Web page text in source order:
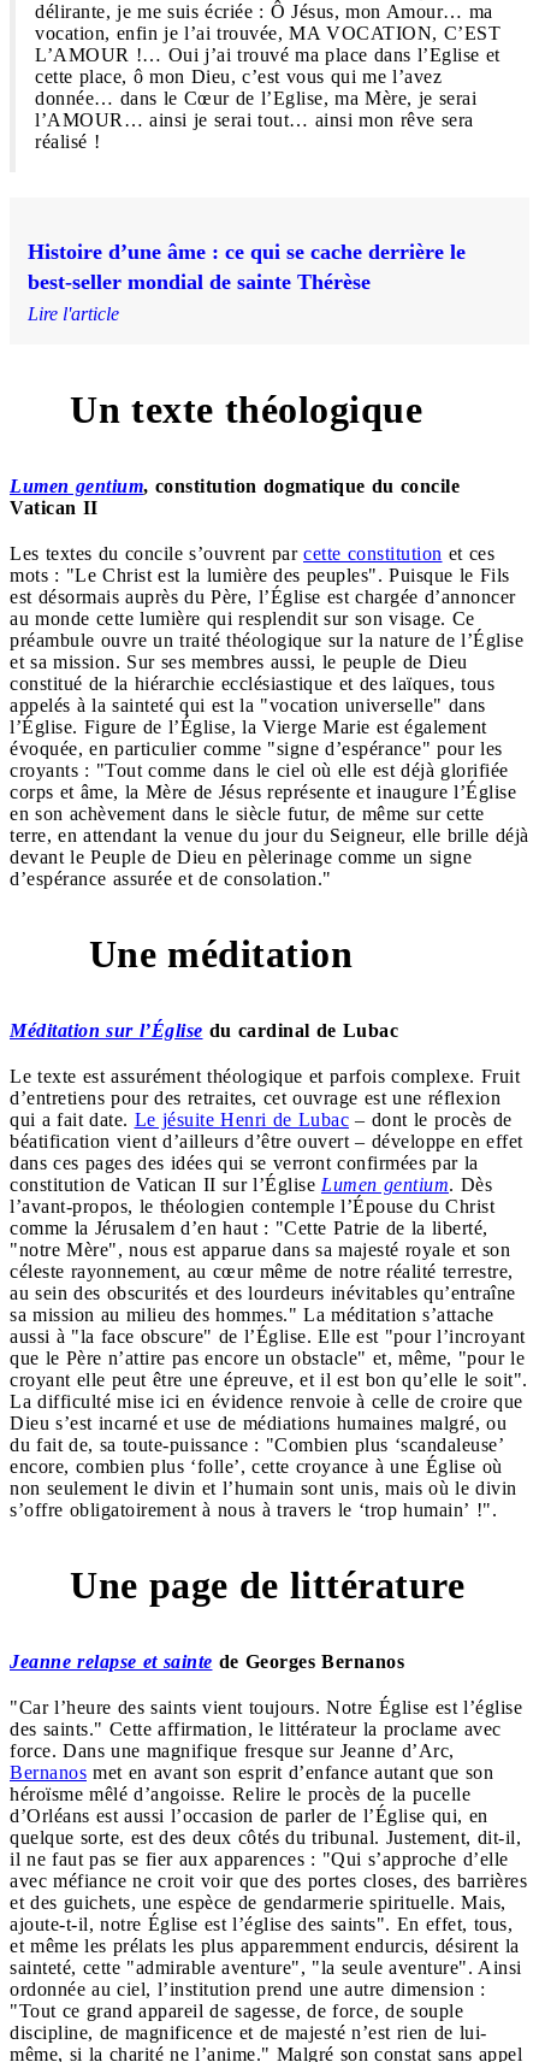
délirante, je me suis écriée : Ô Jésus, mon Amour… ma
vocation, enfin je l’ai trouvée, MA VOCATION, C’EST
L’AMOUR !… Oui j’ai trouvé ma place dans l’Eglise et
cette place, ô mon Dieu, c’est vous qui me l’avez
donnée… dans le Cœur de l’Eglise, ma Mère, je serai
l’AMOUR… ainsi je serai tout… ainsi mon rêve sera
réalisé !
Histoire d’une âme : ce qui se cache derrière le
best-seller mondial de sainte Thérèse
Lire l'article
Un texte théologique
Lumen gentium, constitution dogmatique du concile
Vatican II
Les textes du concile s’ouvrent par cette constitution et ces
mots : "Le Christ est la lumière des peuples". Puisque le Fils
est désormais auprès du Père, l’Église est chargée d’annoncer
au monde cette lumière qui resplendit sur son visage. Ce
préambule ouvre un traité théologique sur la nature de l’Église
et sa mission. Sur ses membres aussi, le peuple de Dieu
constitué de la hiérarchie ecclésiastique et des laïques, tous
appelés à la sainteté qui est la "vocation universelle" dans
l’Église. Figure de l’Église, la Vierge Marie est également
évoquée, en particulier comme "signe d’espérance" pour les
croyants : "Tout comme dans le ciel où elle est déjà glorifiée
corps et âme, la Mère de Jésus représente et inaugure l’Église
en son achèvement dans le siècle futur, de même sur cette
terre, en attendant la venue du jour du Seigneur, elle brille déjà
devant le Peuple de Dieu en pèlerinage comme un signe
d’espérance assurée et de consolation."
Une méditation
Méditation sur l’Église du cardinal de Lubac
Le texte est assurément théologique et parfois complexe. Fruit
d’entretiens pour des retraites, cet ouvrage est une réflexion
qui a fait date. Le jésuite Henri de Lubac – dont le procès de
béatification vient d’ailleurs d’être ouvert – développe en effet
dans ces pages des idées qui se verront confirmées par la
constitution de Vatican II sur l’Église Lumen gentium. Dès
l’avant-propos, le théologien contemple l’Épouse du Christ
comme la Jérusalem d’en haut : "Cette Patrie de la liberté,
"notre Mère", nous est apparue dans sa majesté royale et son
céleste rayonnement, au cœur même de notre réalité terrestre,
au sein des obscurités et des lourdeurs inévitables qu’entraîne
sa mission au milieu des hommes." La méditation s’attache
aussi à "la face obscure" de l’Église. Elle est "pour l’incroyant
que le Père n’attire pas encore un obstacle" et, même, "pour le
croyant elle peut être une épreuve, et il est bon qu’elle le soit".
La difficulté mise ici en évidence renvoie à celle de croire que
Dieu s’est incarné et use de médiations humaines malgré, ou
du fait de, sa toute-puissance : "Combien plus ‘scandaleuse’
encore, combien plus ‘folle’, cette croyance à une Église où
non seulement le divin et l’humain sont unis, mais où le divin
s’offre obligatoirement à nous à travers le ‘trop humain’ !".
Une page de littérature
Jeanne relapse et sainte de Georges Bernanos
"Car l’heure des saints vient toujours. Notre Église est l’église
des saints." Cette affirmation, le littérateur la proclame avec
force. Dans une magnifique fresque sur Jeanne d’Arc,
Bernanos met en avant son esprit d’enfance autant que son
héroïsme mêlé d’angoisse. Relire le procès de la pucelle
d’Orléans est aussi l’occasion de parler de l’Église qui, en
quelque sorte, est des deux côtés du tribunal. Justement, dit-il,
il ne faut pas se fier aux apparences : "Qui s’approche d’elle
avec méfiance ne croit voir que des portes closes, des barrières
et des guichets, une espèce de gendarmerie spirituelle. Mais,
ajoute-t-il, notre Église est l’église des saints". En effet, tous,
et même les prélats les plus apparemment endurcis, désirent la
sainteté, cette "admirable aventure", "la seule aventure". Ainsi
ordonnée au ciel, l’institution prend une autre dimension :
"Tout ce grand appareil de sagesse, de force, de souple
discipline, de magnificence et de majesté n’est rien de lui-
même, si la charité ne l’anime." Malgré son constat sans appel